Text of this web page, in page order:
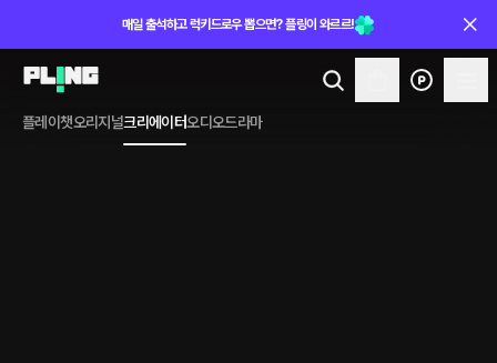
매일 출석하고 럭키드로우 뽑으면? 플링이 와르르!
플레이챗오리지널크리에이터오디오드라마